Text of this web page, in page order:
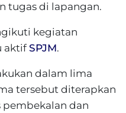
tugas di lapangan.
kegiatan
aktifSPJM.
dalam lima
tersebut diterapkan
dan